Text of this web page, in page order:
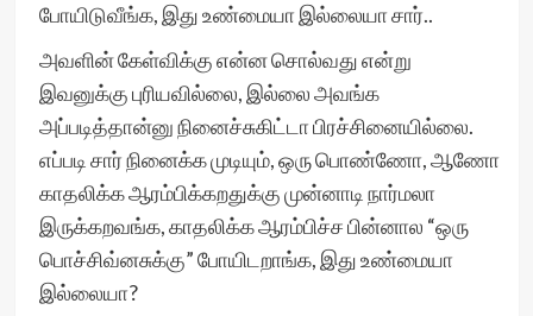
போயிடுவீங்க, இது உண்மையா இல்லையா சார்..
அவளின் கேள்விக்கு என்ன சொல்வது என்று
இவனுக்கு புரியவில்லை, இல்லை அவங்க
அப்படித்தான்னு நினைச்சுகிட்டா பிரச்சினையில்லை.
எப்படி சார் நினைக்க முடியும், ஒரு பொண்ணோ, ஆணோ
காதலிக்க ஆரம்பிக்கறதுக்கு முன்னாடி நார்மலா
இருக்கறவங்க, காதலிக்க ஆரம்பிச்ச பின்னால “ஒரு
பொச்சிவ்னசுக்கு” போயிடறாங்க, இது உண்மையா
இல்லையா?